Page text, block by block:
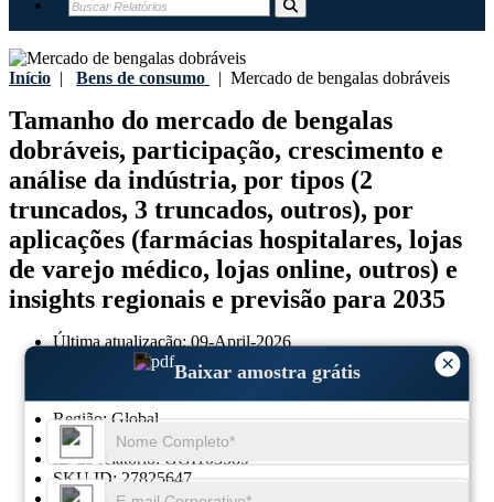
Início | Bens de consumo | Mercado de bengalas dobráveis
Tamanho do mercado de bengalas
dobráveis, participação, crescimento e
análise da indústria, por tipos (2
truncados, 3 truncados, outros), por
aplicações (farmácias hospitalares, lojas
de varejo médico, lojas online, outros) e
insights regionais e previsão para 2035
Última atualização:09-April-2026
2025
Dados históricos:2021-2024
Região:Global
Formato:PDF
ID do relatório: GGI103589
SKU ID:27825647
×
Baixar amostra grátis